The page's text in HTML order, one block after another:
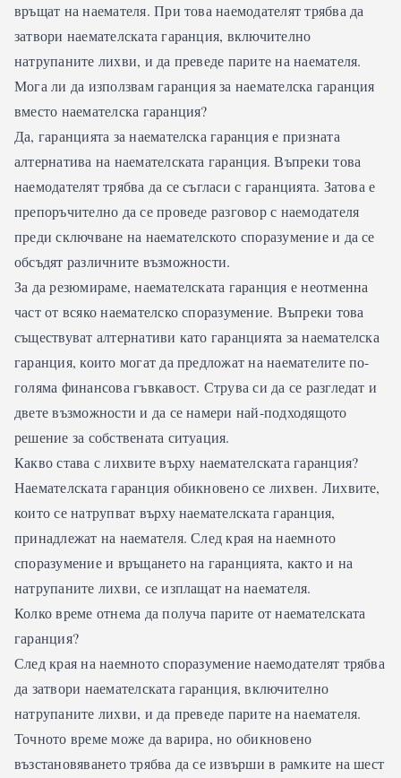
връщат на наемателя. При това наемодателят трябва да
затвори наемателската гаранция, включително
натрупаните лихви, и да преведе парите на наемателя.
Мога ли да използвам гаранция за наемателска гаранция
вместо наемателска гаранция?
Да, гаранцията за наемателска гаранция е призната
алтернатива на наемателската гаранция. Въпреки това
наемодателят трябва да се съгласи с гаранцията. Затова е
препоръчително да се проведе разговор с наемодателя
преди сключване на наемателското споразумение и да се
обсъдят различните възможности.
За да резюмираме, наемателската гаранция е неотменна
част от всяко наемателско споразумение. Въпреки това
съществуват алтернативи като гаранцията за наемателска
гаранция, които могат да предложат на наемателите по-
голяма финансова гъвкавост. Струва си да се разгледат и
двете възможности и да се намери най-подходящото
решение за собствената ситуация.
Какво става с лихвите върху наемателската гаранция?
Наемателската гаранция обикновено се лихвен. Лихвите,
които се натрупват върху наемателската гаранция,
принадлежат на наемателя. След края на наемното
споразумение и връщането на гаранцията, както и на
натрупаните лихви, се изплащат на наемателя.
Колко време отнема да получа парите от наемателската
гаранция?
След края на наемното споразумение наемодателят трябва
да затвори наемателската гаранция, включително
натрупаните лихви, и да преведе парите на наемателя.
Точното време може да варира, но обикновено
възстановяването трябва да се извърши в рамките на шест